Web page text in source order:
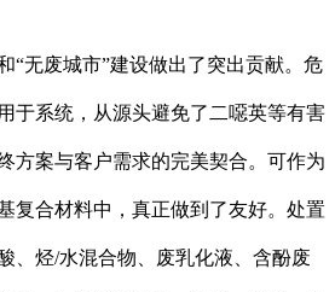
废城市”建设做出了突出贡献。危
于系统，从源头避免了二噁英等有害
方案与客户需求的完美契合。可作为
复合材料中，真正做到了友好。处置
、烃/水混合物、废乳化液、含酚废